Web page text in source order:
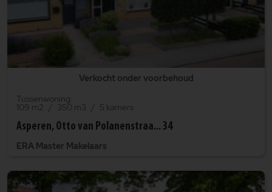
Verkocht onder voorbehoud
Tussenwoning
109 m2 350 m3
5 kamers
Asperen, Otto van Polanenstraa... 34
ERA Master Makelaars